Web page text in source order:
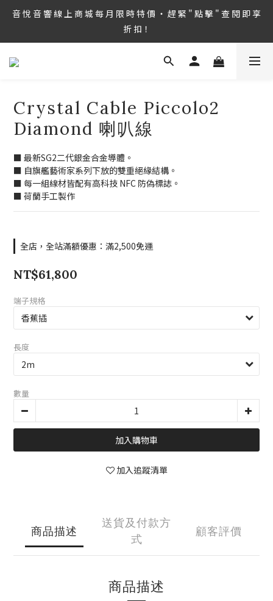
8/6 ~ 8/9 第36屆 TAA 國 際 Hi-End 音 響 大 展 情 熱 開 演 ‧  音 悅
音 響 1127 號 房 期 待 與 您 相 見
音 悅 音 響 線 上 商 城 每 月 限 時 特 價 ‧ 趕 緊 " 點 擊 " 查 閱 即 享
折 扣！
8/6 ~ 8/9 第36屆 TAA 國 際 Hi-End 音 響 大 展 情 熱 開 演 ‧  音 悅
Crystal Cable Piccolo2
Diamond 喇叭線
■ 最新SG2二代銀金合金導體。
■ 自旗艦藝術家系列下放的雙重絕緣結構。
■ 每一組線材皆配有高科技 NFC 防偽標誌。
■ 荷蘭手工製作
全店，全站滿額優惠：滿2,500免運
NT$61,800
端子規格
長度
數量
加入購物車
加入追蹤清單
商品描述
送貨及付款方
式
顧客評價
商品描述